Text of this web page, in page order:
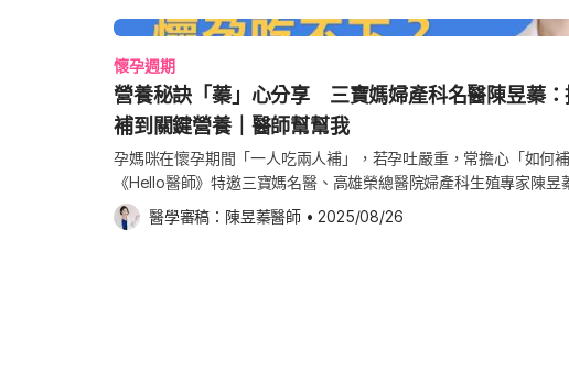
懷孕週期
營養秘訣「蓁」心分享 三寶媽婦產科名醫陳昱蓁：
補到關鍵營養｜醫師幫幫我
孕媽咪在懷孕期間「一人吃兩人補」，若孕吐嚴重，常擔心「如何補
《Hello醫師》特邀三寶媽名醫、高雄榮總醫院婦產科生殖專家陳昱
我—蓁心話」節目現身說法，詳述她如何以「神農嚐百草」精神，挑
的日常生活節省時間，同時也為自己和寶寶補足關鍵營養。 陳昱蓁醫師以「三寶媽」的經
醫學審稿： 陳昱蓁醫師 • 2025/08/26